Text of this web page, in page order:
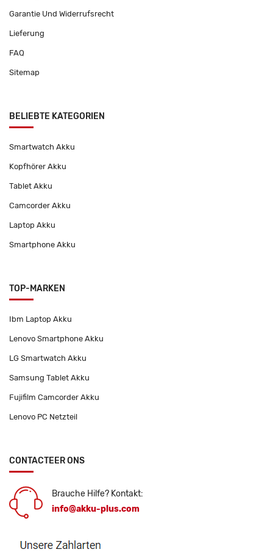
Garantie Und Widerrufsrecht
Lieferung
FAQ
Sitemap
BELIEBTE KATEGORIEN
Smartwatch Akku
Kopfhörer Akku
Tablet Akku
Camcorder Akku
Laptop Akku
Smartphone Akku
TOP-MARKEN
Ibm Laptop Akku
Lenovo Smartphone Akku
LG Smartwatch Akku
Samsung Tablet Akku
Fujifilm Camcorder Akku
Lenovo PC Netzteil
CONTACTEER ONS
Brauche Hilfe? Kontakt:
info@akku-plus.com